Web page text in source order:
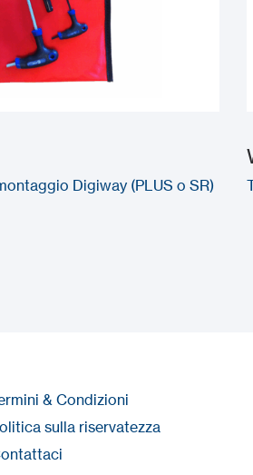
Digiway (PLUS o SR)
& Condizioni
sulla riservatezza